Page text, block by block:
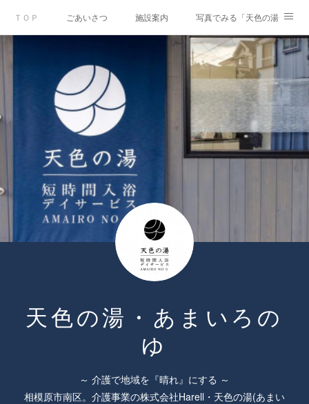
ＴＯＰ ごあいさつ 施設案内 写真でみる「天色の湯」
資料ダウンロード お問合せ
天色の湯・あまいろの
ゆ
～ 介護で地域を『晴れ』にする ～
相模原市南区。介護事業の株式会社Harell・天色の湯(あまい